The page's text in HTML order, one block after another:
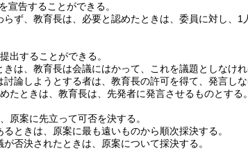
宣告することができる。
らず、教育長は、必要と認めたときは、委員に対し、
出することができる。
は、教育長は会議にはかって、これを議題としなけれ
論しようとする者は、教育長の許可を得て、発言しな
たときは、教育長は、先発者に発言させるものとする。
原案に先立って可否を決する。
ときは、原案に最も遠いものから順次採決する。
否決されたときは、原案について採決する。